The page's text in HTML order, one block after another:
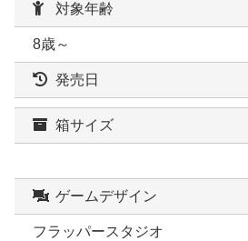
対象年齢
8歳～
発売日
箱サイズ
ゲームデザイン
フラッパースタジオ